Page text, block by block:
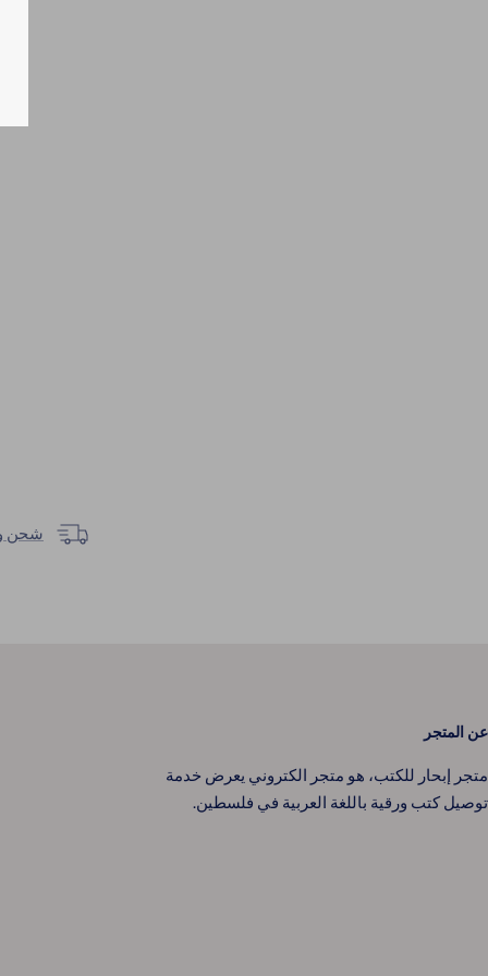
شحن وتوصيل
عن المتجر
متجر إبحار للكتب، هو متجر الكتروني يعرض خدمة
توصيل كتب ورقية باللغة العربية في فلسطين.